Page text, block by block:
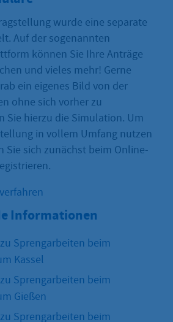
wurde eine separate
Auf der sogenannten
können Sie Ihre Anträge
und vieles mehr! Gerne
ein eigenes Bild von der
ohne sich vorher zu
Sie hierzu die Simulation. Um
in vollem Umfang nutzen
Sie sich zunächst beim Online-
Informationen
Sprengarbeiten beim
Kassel
Sprengarbeiten beim
Gießen
Sprengarbeiten beim